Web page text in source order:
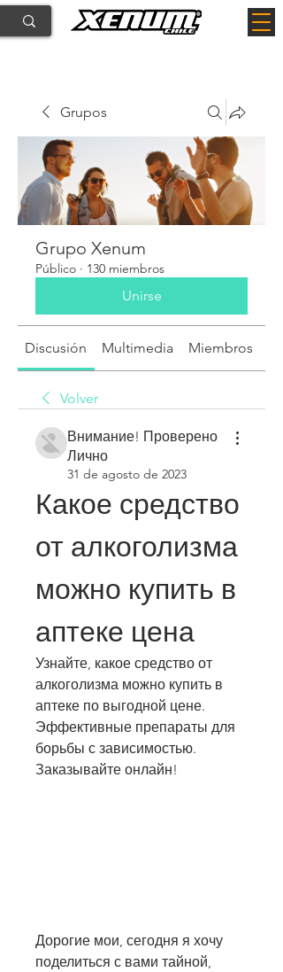
Grupos
Grupo Xenum
Público · 130 miembros
Unirse
Discusión Multimedia Miembros
Volver
Внимание! Проверено
Лично
31 de agosto de 2023
Какое средство
от алкоголизма
можно купить в
аптеке цена
Узнайте, какое средство от
алкоголизма можно купить в
аптеке по выгодной цене.
Эффективные препараты для
борьбы с зависимостью.
Заказывайте онлайн!
Дорогие мои, сегодня я хочу
поделиться с вами тайной,